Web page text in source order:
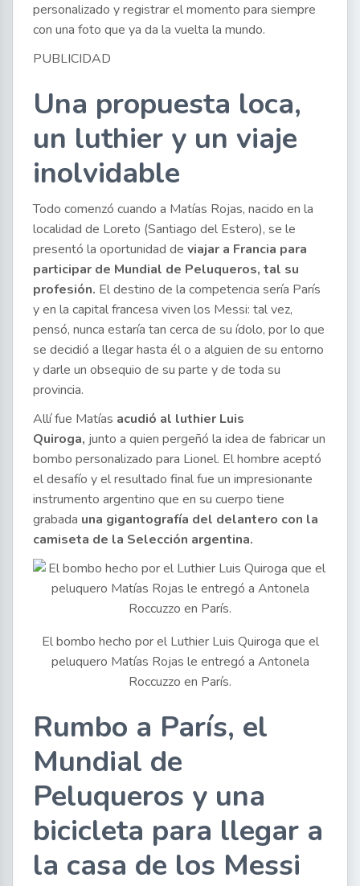
personalizado y registrar el momento para siempre
con una foto que ya da la vuelta la mundo.
PUBLICIDAD
Una propuesta loca,
un luthier y un viaje
inolvidable
Todo comenzó cuando a Matías Rojas, nacido en la
localidad de Loreto (Santiago del Estero), se le
presentó la oportunidad de viajar a Francia para
participar de Mundial de Peluqueros, tal su
profesión. El destino de la competencia sería París
y en la capital francesa viven los Messi: tal vez,
pensó, nunca estaría tan cerca de su ídolo, por lo que
se decidió a llegar hasta él o a alguien de su entorno
y darle un obsequio de su parte y de toda su
provincia.
Allí fue Matías acudió al luthier Luis
Quiroga, junto a quien pergeñó la idea de fabricar un
bombo personalizado para Lionel. El hombre aceptó
el desafío y el resultado final fue un impresionante
instrumento argentino que en su cuerpo tiene
grabada una gigantografía del delantero con la
camiseta de la Selección argentina.
El bombo hecho por el Luthier Luis Quiroga que el
peluquero Matías Rojas le entregó a Antonela
Roccuzzo en París.
Rumbo a París, el
Mundial de
Peluqueros y una
bicicleta para llegar a
la casa de los Messi